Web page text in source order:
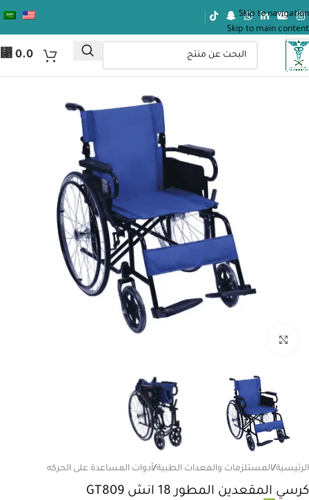
Skip to navigation
Skip to main content
⃁ 0.0
الرئيسية/المستلزمات والمعدات الطبية/أدوات المساعدة على الحركه
كرسي المقعدين المطور 18 انش GT809